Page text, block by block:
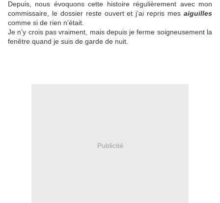
Depuis, nous évoquons cette histoire régulièrement avec mon
commissaire, le dossier reste ouvert et j’ai repris mes aiguilles
comme si de rien n’était.
Je n’y crois pas vraiment, mais depuis je ferme soigneusement la
fenêtre quand je suis de garde de nuit.
Publicité